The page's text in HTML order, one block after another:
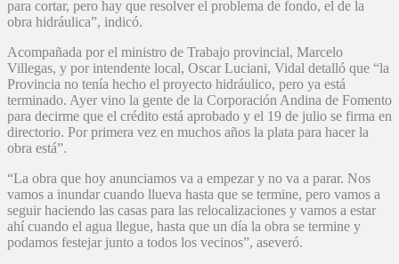
para cortar, pero hay que resolver el problema de fondo, el de la
obra hidráulica”, indicó.
Acompañada por el ministro de Trabajo provincial, Marcelo
Villegas, y por intendente local, Oscar Luciani, Vidal detalló que “la
Provincia no tenía hecho el proyecto hidráulico, pero ya está
terminado. Ayer vino la gente de la Corporación Andina de Fomento
para decirme que el crédito está aprobado y el 19 de julio se firma en
directorio. Por primera vez en muchos años la plata para hacer la
obra está”.
“La obra que hoy anunciamos va a empezar y no va a parar. Nos
vamos a inundar cuando llueva hasta que se termine, pero vamos a
seguir haciendo las casas para las relocalizaciones y vamos a estar
ahí cuando el agua llegue, hasta que un día la obra se termine y
podamos festejar junto a todos los vecinos”, aseveró.